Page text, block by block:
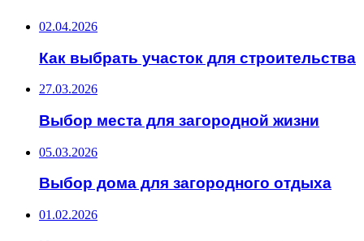
02.04.2026
Как выбрать участок для строительства
27.03.2026
Выбор места для загородной жизни
05.03.2026
Выбор дома для загородного отдыха
01.02.2026